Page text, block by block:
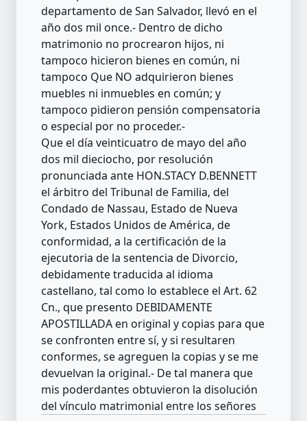
departamento de San Salvador, llevó en el
año dos mil once.- Dentro de dicho
matrimonio no procrearon hijos, ni
tampoco hicieron bienes en común, ni
tampoco Que NO adquirieron bienes
muebles ni inmuebles en común; y
tampoco pidieron pensión compensatoria
o especial por no proceder.-
Que el día veinticuatro de mayo del año
dos mil dieciocho, por resolución
pronunciada ante HON.STACY D.BENNETT
el árbitro del Tribunal de Familia, del
Condado de Nassau, Estado de Nueva
York, Estados Unidos de América, de
conformidad, a la certificación de la
ejecutoria de la sentencia de Divorcio,
debidamente traducida al idioma
castellano, tal como lo establece el Art. 62
Cn., que presento DEBIDAMENTE
APOSTILLADA en original y copias para que
se confronten entre sí, y si resultaren
conformes, se agreguen la copias y se me
devuelvan la original.- De tal manera que
mis poderdantes obtuvieron la disolución
del vínculo matrimonial entre los señores